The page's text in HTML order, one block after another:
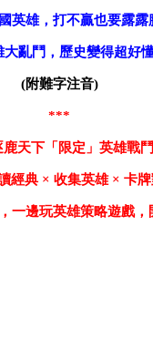
英雄，打不贏也要露露
亂鬥，歷史變得超好懂
(附難字注音)
***
天下「限定」英雄戰鬥
經典 × 收集英雄 × 卡
一邊玩英雄策略遊戲，